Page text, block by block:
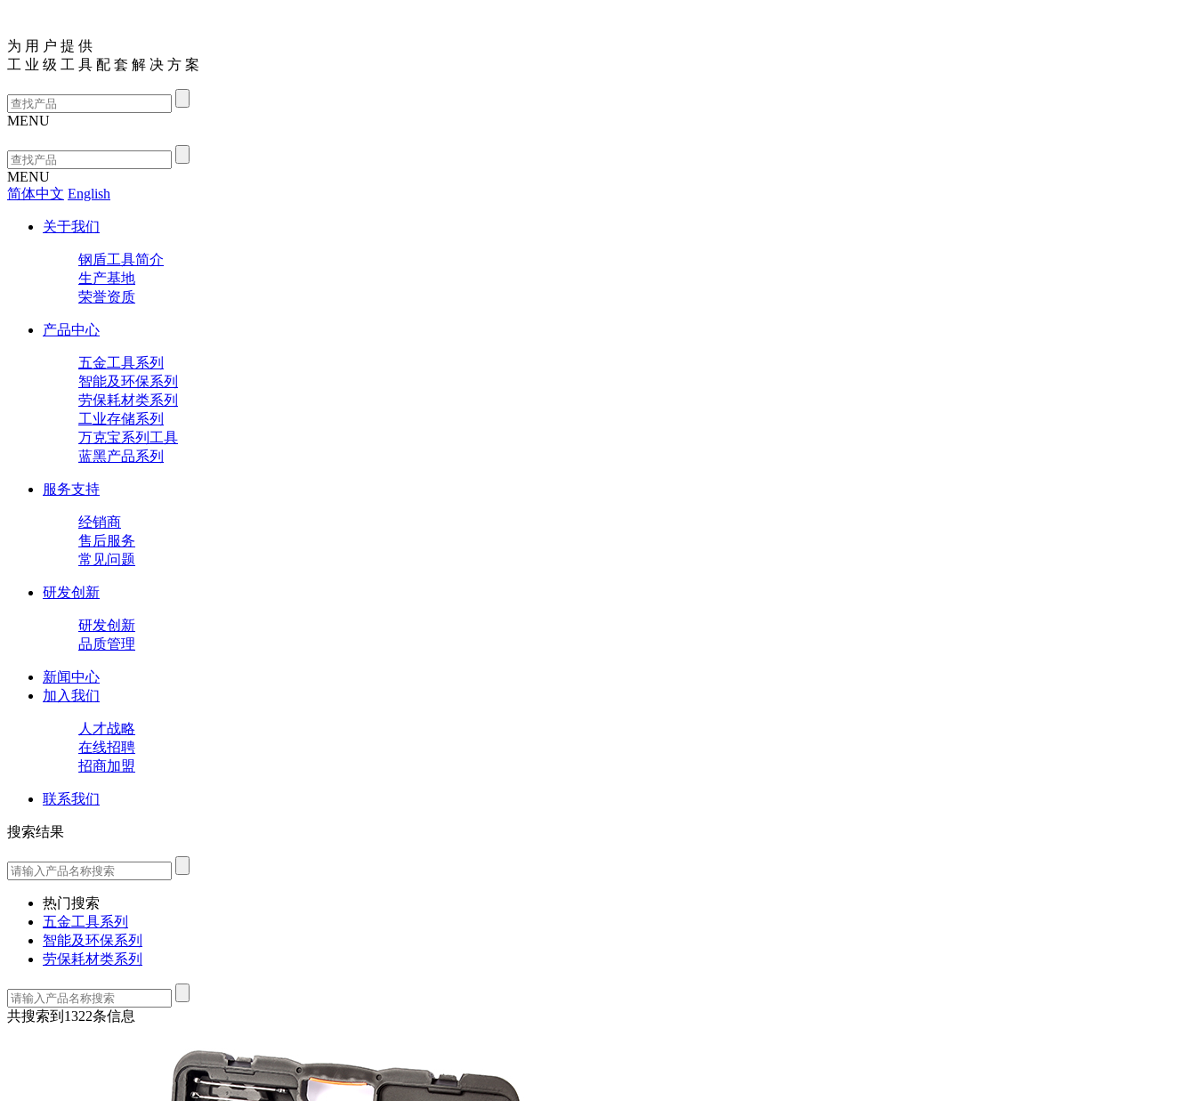
为 用 户 提 供
工 业 级 工 具 配 套 解 决 方 案
MENU
MENU
简体中文 English
关于我们
钢盾工具简介
生产基地
荣誉资质
产品中心
五金工具系列
智能及环保系列
劳保耗材类系列
工业存储系列
万克宝系列工具
蓝黑产品系列
服务支持
经销商
售后服务
常见问题
研发创新
研发创新
品质管理
新闻中心
加入我们
人才战略
在线招聘
招商加盟
联系我们
搜索结果
热门搜索
五金工具系列
智能及环保系列
劳保耗材类系列
共搜索到1322条信息